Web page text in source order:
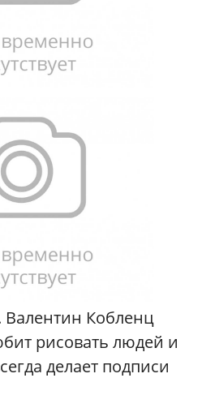
Кобленц
рисовать людей и
делает подписи